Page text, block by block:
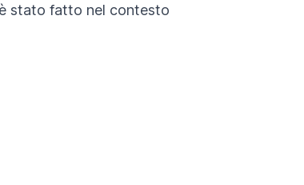
stato fatto nel contesto